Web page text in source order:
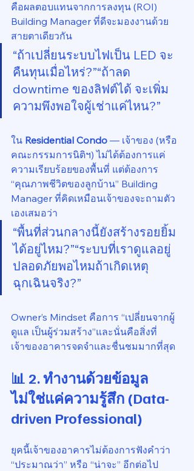
คือผลตอบแทนจากการลงทุน (ROI)
Building Manager ที่ดีจะมองงานด้วย
สายตาเดียวกัน
“ถ้าเปลี่ยนระบบไฟเป็น LED จะ
คืนทุนเมื่อไหร่?”“ถ้าลด
downtime ของลิฟต์ได้ จะเพิ่ม
ความพึงพอใจผู้เช่าแค่ไหน?”
ใน Residential Condo — เจ้าของ (หรือ
คณะกรรมการนิติฯ) ไม่ได้ต้องการแค่
ความเรียบร้อยของพื้นที่ แต่ต้องการ
“คุณภาพชีวิตของลูกบ้าน” Building
Manager ที่คิดเหมือนเจ้าของจะถามตัว
เองเสมอว่า
“พื้นที่ส่วนกลางนี้ยังสร้างรอยยิ้ม
ได้อยู่ไหม?”“ระบบที่เราดูแลอยู่
ปลอดภัยพอไหมถ้าเกิดเหตุ
ฉุกเฉินจริง?”
Owner’s Mindset คือการ “เปลี่ยนจากผู้
ดูแล เป็นผู้ร่วมสร้าง”และนั่นคือสิ่งที่
เจ้าของอาคารจดจำและชื่นชมมากที่สุด
📊 2. ทำงานด้วยข้อมูล
ไม่ใช่แค่ความรู้สึก (Data-
driven Professional)
ยุคนี้เจ้าของอาคารไม่ต้องการฟังคำว่า
“ประมาณว่า” หรือ “น่าจะ” อีกต่อไป